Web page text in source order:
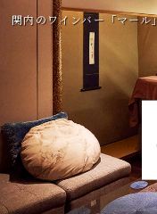
関内のワインバー「マー